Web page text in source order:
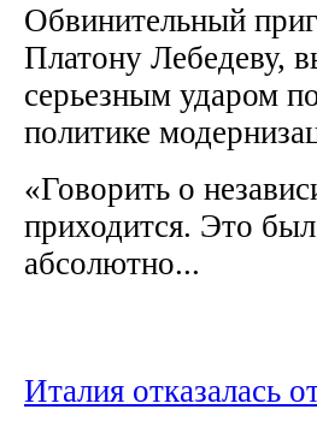
Обвинительный
Платону Лебедеву,
серьезным ударом
политике
«Говорить о
приходится. Это
абсолютно...
Италия отказалась